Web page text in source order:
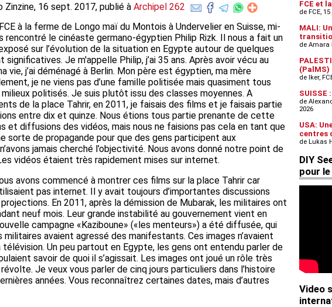
Zinzine, 16 sept. 2017, publié à Archipel 262
à la ferme de Longo maï du Montois à Undervelier en Suisse, mi-
rencontré le cinéaste germano-égyptien Philip Rizk. Il nous a fait un
sur l’évolution de la situation en Egypte autour de quelques
Je m'appelle Philip, j’ai 35 ans. Après avoir vécu au
vie, j’ai déménagé à Berlin. Mon père est égyptien, ma mère
je ne viens pas d’une famille politisée mais quasiment tous
politisés. Je suis plutôt issu des classes moyennes. A
de la place Tahrir, en 2011, je faisais des films et je faisais partie
entre dix et quinze. Nous étions tous partie prenante de cette
et diffusions des vidéos, mais nous ne faisions pas cela en tant que
sorte de propagande pour que des gens participent aux
jamais cherché l’objectivité. Nous avons donné notre point de
vidéos étaient très rapidement mises sur internet.
avons commencé à montrer ces films sur la place Tahrir car
pas internet. Il y avait toujours d’importantes discussions
En 2011, après la démission de Mubarak, les militaires ont
neuf mois. Leur grande instabilité au gouvernement vient en
campagne «Kaziboune» («les menteurs») a été diffusée, qui
avaient agressé des manifestants. Ces images n’avaient
Un peu partout en Egypte, les gens ont entendu parler de
savoir de quoi il s’agissait. Les images ont joué un rôle très
Je veux vous parler de cinq jours particuliers dans l’histoire
années. Vous reconnaîtrez certaines dates, mais d’autres